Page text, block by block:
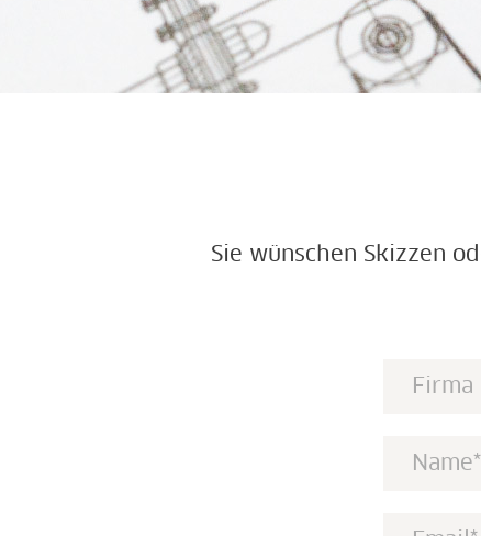
Sie wünschen Skizzen